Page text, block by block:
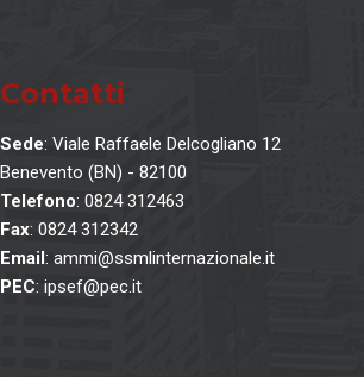
Contatti
Sede: Viale Raffaele Delcogliano 12
Benevento (BN) - 82100
Telefono: 0824 312463
Fax: 0824 312342
Email: ammi@ssmlinternazionale.it
PEC: ipsef@pec.it